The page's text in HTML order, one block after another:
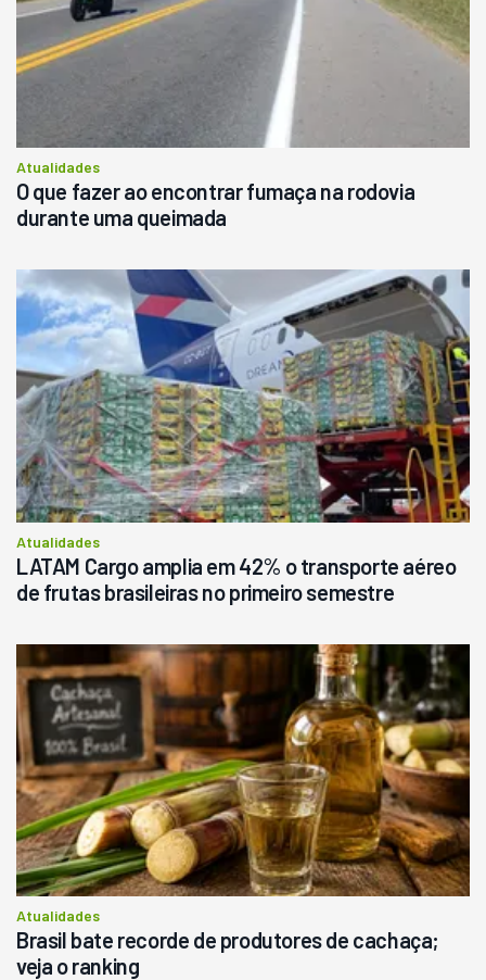
Atualidades
O que fazer ao encontrar fumaça na rodovia
durante uma queimada
Atualidades
LATAM Cargo amplia em 42% o transporte aéreo
de frutas brasileiras no primeiro semestre
Atualidades
Brasil bate recorde de produtores de cachaça;
veja o ranking